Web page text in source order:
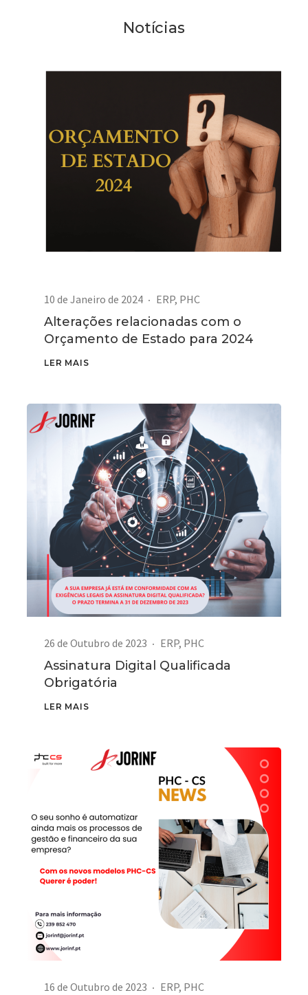
Notícias
10 de Janeiro de 2024 ERP, PHC
Alterações relacionadas com o
Orçamento de Estado para 2024
LER MAIS
26 de Outubro de 2023 ERP, PHC
Assinatura Digital Qualificada
Obrigatória
LER MAIS
16 de Outubro de 2023 ERP, PHC